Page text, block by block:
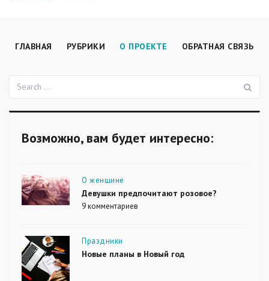
ГЛАВНАЯ РУБРИКИ О ПРОЕКТЕ ОБРАТНАЯ СВЯЗЬ
Поиск:
Возможно, вам будет интересно:
Рубрики
О женщине
Девушки предпочитают розовое?
9 комментариев
розовое?
Рубрики
Праздники
Новые планы в Новый год